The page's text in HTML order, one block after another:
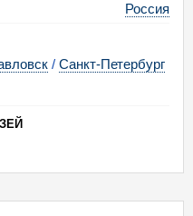
Россия
/ Санкт-Петербург